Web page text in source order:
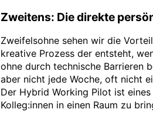
Zweitens: Die direkte
Zweifelsohne sehen wir die
kreative Prozess der entsteht,
ohne durch technische Barrieren
aber nicht jede Woche, oft nicht
Der Hybrid Working Pilot ist
Kolleg:innen in einen Raum zu